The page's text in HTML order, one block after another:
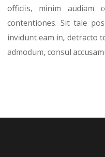
officiis, minim audiam
contentiones. Sit tale
invidunt eam in, detracto
admodum, consul